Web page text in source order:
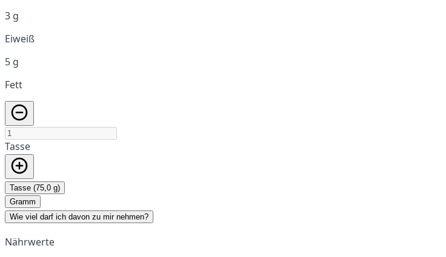
3 g
Eiweiß
5 g
Fett
Tasse
Tasse (75,0 g)
Gramm
Wie viel darf ich davon zu mir nehmen?
Nährwerte